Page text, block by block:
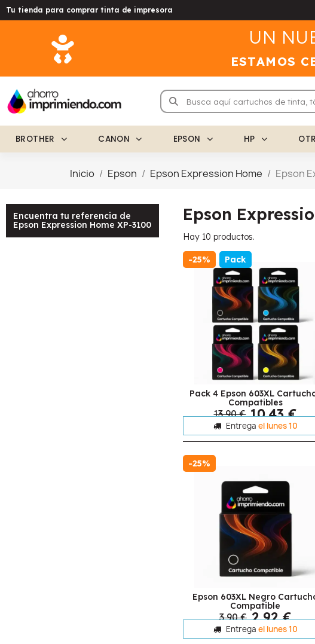
Tu tienda para comprar tinta de impresora
UN
ESTAMOS
BROTHER CANON EPSON HP
Inicio Epson Epson Expression Home Epson
Encuentra tu referencia de
Epson Expression Home XP-3100
Epson
Hay 10 productos.
-25% Pack
Pack 4 Epson 603XL
Compatibles
13,90 € 10,43 €
Entrega el lunes 10
-25%
Epson 603XL Negro
Compatible
3,90 € 2,92 €
Entrega el lunes 10